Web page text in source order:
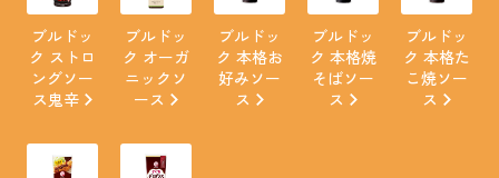
ブルドッ
ク ストロ
ングソー
ス鬼辛
ブルドッ
ク オーガ
ニックソ
ース
ブルドッ
ク 本格お
好みソー
ス
ブルドッ
ク 本格焼
そばソー
ス
ブルドッ
ク 本格た
こ焼ソー
ス